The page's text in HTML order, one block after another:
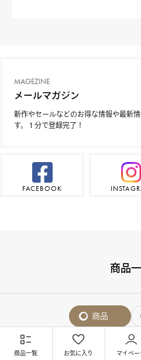
MAGEZINE
メールマガジン
新作やセールなどのお得な情報や最新
す。１分で登録完了！
FACEBOOK
商品
商品
商品一覧 お気に入り マイペー